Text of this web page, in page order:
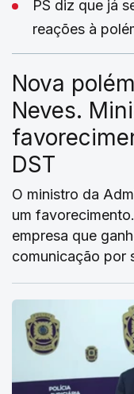
PS diz que já
reações à
Nova
Neves.
DST
O ministro da
um
empresa que
comunicação por